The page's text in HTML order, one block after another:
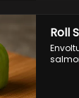
Roll